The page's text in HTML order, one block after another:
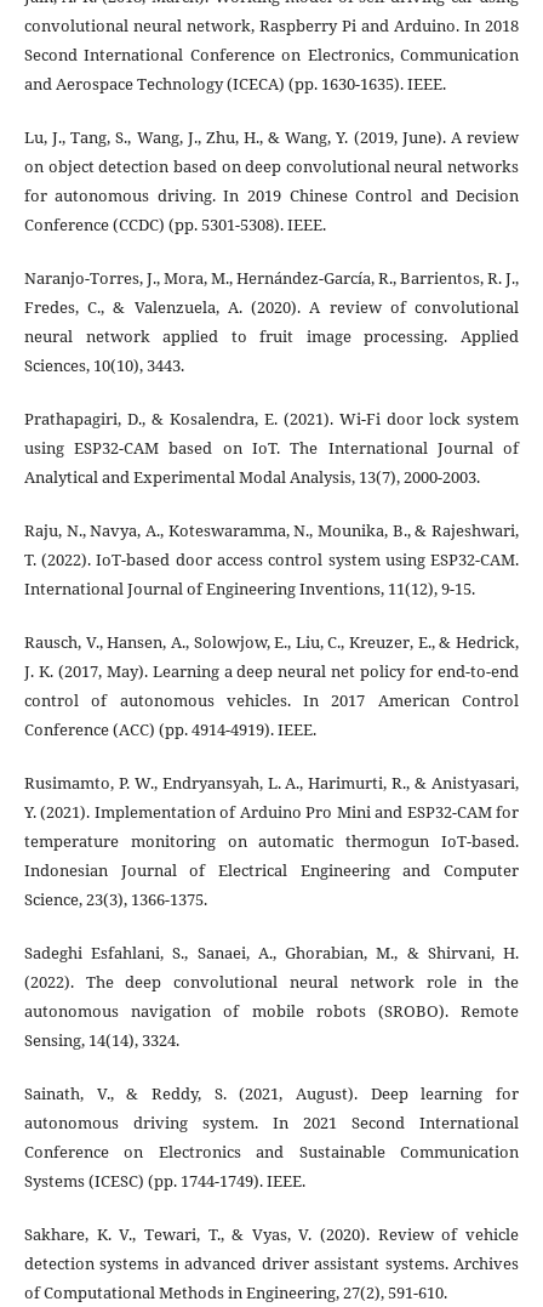
convolutional neural network, Raspberry Pi and Arduino. In 2018
Second International Conference on Electronics, Communication
and Aerospace Technology (ICECA) (pp. 1630-1635). IEEE.
Lu, J., Tang, S., Wang, J., Zhu, H., & Wang, Y. (2019, June). A review
on object detection based on deep convolutional neural networks
for autonomous driving. In 2019 Chinese Control and Decision
Conference (CCDC) (pp. 5301-5308). IEEE.
Naranjo-Torres, J., Mora, M., Hernández-García, R., Barrientos, R. J.,
Fredes, C., & Valenzuela, A. (2020). A review of convolutional
neural network applied to fruit image processing. Applied
Sciences, 10(10), 3443.
Prathapagiri, D., & Kosalendra, E. (2021). Wi-Fi door lock system
using ESP32-CAM based on IoT. The International Journal of
Analytical and Experimental Modal Analysis, 13(7), 2000-2003.
Raju, N., Navya, A., Koteswaramma, N., Mounika, B., & Rajeshwari,
T. (2022). IoT-based door access control system using ESP32-CAM.
International Journal of Engineering Inventions, 11(12), 9-15.
Rausch, V., Hansen, A., Solowjow, E., Liu, C., Kreuzer, E., & Hedrick,
J. K. (2017, May). Learning a deep neural net policy for end-to-end
control of autonomous vehicles. In 2017 American Control
Conference (ACC) (pp. 4914-4919). IEEE.
Rusimamto, P. W., Endryansyah, L. A., Harimurti, R., & Anistyasari,
Y. (2021). Implementation of Arduino Pro Mini and ESP32-CAM for
temperature monitoring on automatic thermogun IoT-based.
Indonesian Journal of Electrical Engineering and Computer
Science, 23(3), 1366-1375.
Sadeghi Esfahlani, S., Sanaei, A., Ghorabian, M., & Shirvani, H.
(2022). The deep convolutional neural network role in the
autonomous navigation of mobile robots (SROBO). Remote
Sensing, 14(14), 3324.
Sainath, V., & Reddy, S. (2021, August). Deep learning for
autonomous driving system. In 2021 Second International
Conference on Electronics and Sustainable Communication
Systems (ICESC) (pp. 1744-1749). IEEE.
Sakhare, K. V., Tewari, T., & Vyas, V. (2020). Review of vehicle
detection systems in advanced driver assistant systems. Archives
of Computational Methods in Engineering, 27(2), 591-610.